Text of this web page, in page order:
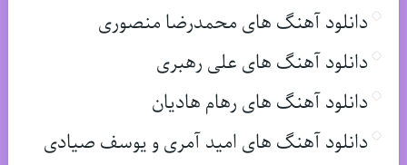
دانلود آهنگ های محمدرضا منصوری
دانلود آهنگ های علی رهبری
دانلود آهنگ های رهام هادیان
دانلود آهنگ های امید آمری و یوسف صیادی